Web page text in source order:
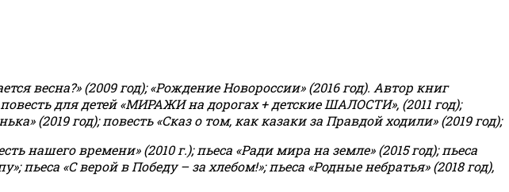
весна?» (2009 год); «Рождение Новороссии» (2016 год). Автор книг
для детей «МИРАЖИ на дорогах + детские ШАЛОСТИ», (2011 год);
(2019 год); повесть «Сказ о том, как казаки за Правдой ходили» (2019 год);
нашего времени» (2010 г.); пьеса «Ради мира на земле» (2015 год); пьеса
пьеса «С верой в Победу – за хлебом!»;пьеса «Родные небратья» (2018 год),